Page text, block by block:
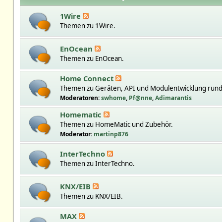
1Wire
Themen zu 1Wire.
EnOcean
Themen zu EnOcean.
Home Connect
Themen zu Geräten, API und Modulentwicklung
Moderatoren:swhome, Pf@nne,Adimarantis
Homematic
Themen zu HomeMatic und Zubehör.
Moderator: martinp876
InterTechno
Themen zu InterTechno.
KNX/EIB
Themen zu KNX/EIB.
MAX